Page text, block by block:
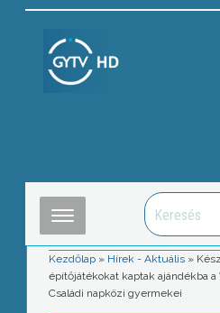
Kezdőlap » Hírek - Aktuális »
építőjátékokat kaptak ajándékba
Családi napközi gyermekei